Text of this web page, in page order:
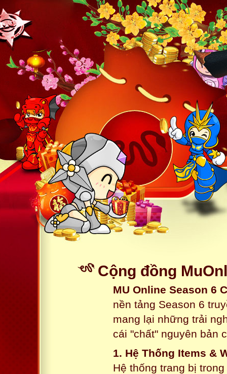
Cộng đồng
MU Online Season 6
nền tảng Season 6
mang lại những trải
cái "chất" nguyên bản
1. Hệ Thống Items &
Hệ thống trang bị